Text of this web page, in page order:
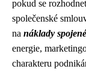
pokud se
společenské
na náklady
energie,
charakteru